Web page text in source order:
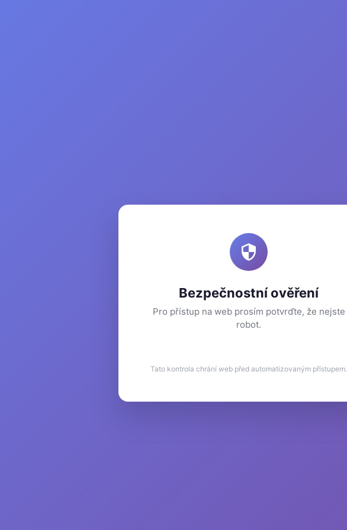
Bezpečnostní ověření
Pro přístup na web prosím potvrďte, že nejste
robot.
Tato kontrola chrání web před automatizovaným přístupem.